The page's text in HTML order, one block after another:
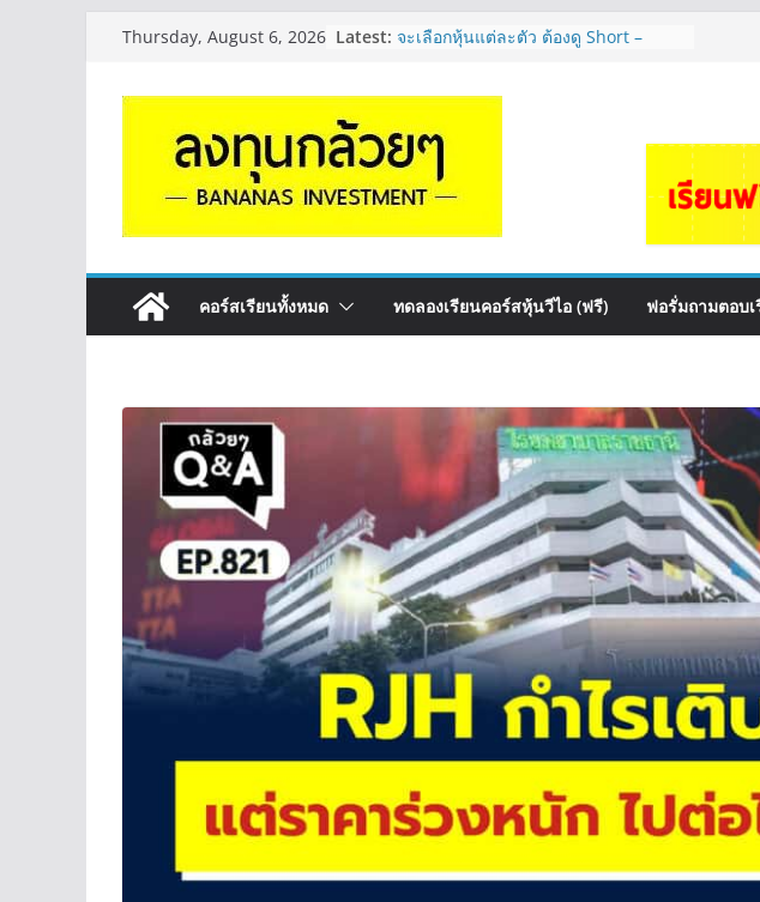
content
Thursday, August 6, 2026 Latest: จะเลือกหุ้นแต่ละตัว ต้องดู Short –
ระยะยาว อุตสาหกรรมไหนดี? | Q&A
กล้วยๆ EP.1163
หุ้นซอสภูเขาทอง Sauce เหมาะถือเป็น
หุ้นปันผลไหม? | Q&A กล้วยๆ EP.1166
รีวิวงบกลุ่ม Bank หุ้นไหนเหมาะถือเอา
“ปันผล” | EP.175
คอร์สเรียนทั้งหมด ทดลองเรียนคอร์สหุ้นวีไอ (ฟรี) ฟอรั่มถามตอบ